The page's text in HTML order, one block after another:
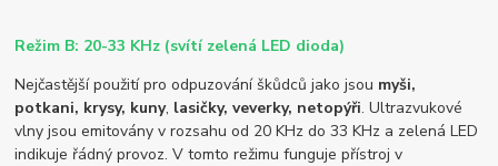
Režim B: 20-33 KHz (svítí zelená LED dioda)
Nejčastější použití pro odpuzování škůdců jako jsou myši,
potkani, krysy, kuny, lasičky, veverky, netopýři. Ultrazvukové
vlny jsou emitovány v rozsahu od 20 KHz do 33 KHz a zelená LED
indikuje řádný provoz. V tomto režimu funguje přístroj v